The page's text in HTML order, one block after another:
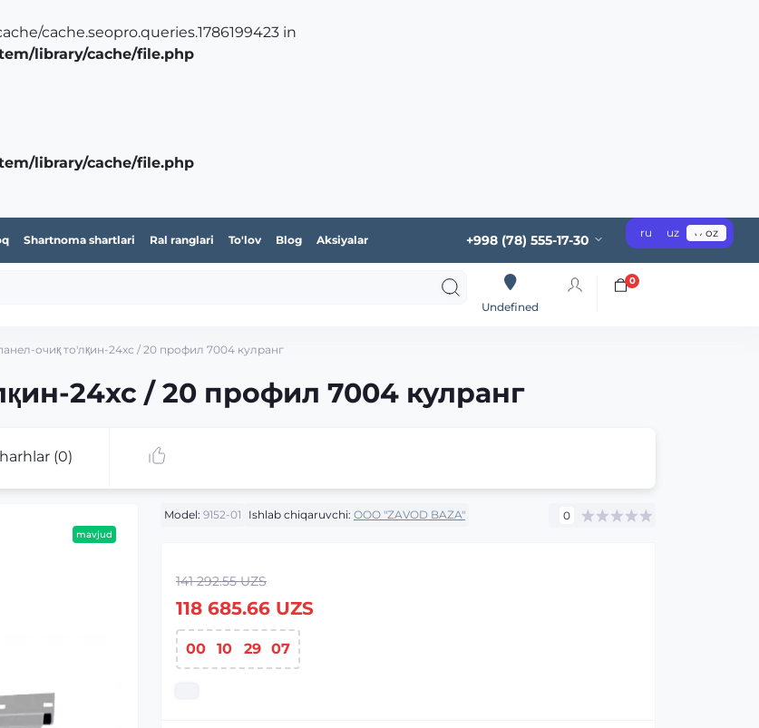
cache.seopro.queries.1786199423 in
library/cache/file.php
library/cache/file.php
Shartnoma shartlari Ral ranglari To'lov Blog Aksiyalar +998 (78) 555-17-30 ru uz oz
Undefined
0
очиқ то'лқин-24xc / 20 профил 7004 кулранг
24xc / 20 профил 7004 кулранг
(0)
mavjud
Model: 9152-01 Ishlab chiqaruvchi: OOO "ZAVOD BAZA" 0
141 292.55 UZS
118 685.66 UZS
00 10 29 06